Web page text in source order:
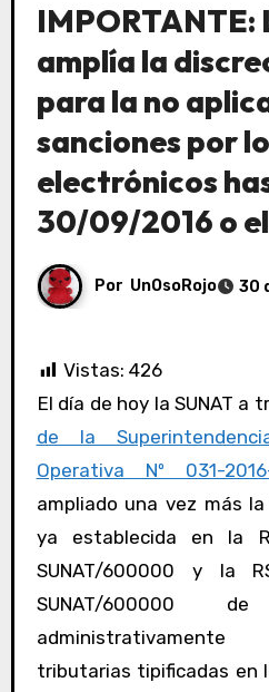
IMPORTANTE:
amplía la
para la no
sanciones por
electrónicos
30/09/2016 o
Por UnOsoRojo 30
Vistas: 426
El día de hoy la SUNAT a
de la
Operativa Nº 031-
ampliado una vez más
ya establecida en la
SUNAT/600000 y la
SUNAT/600000
tributarias tipificadas en